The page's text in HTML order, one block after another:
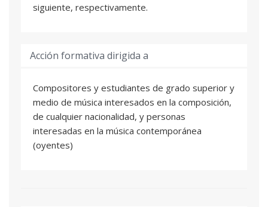
siguiente, respectivamente.
Acción formativa dirigida a
Compositores y estudiantes de grado superior y
medio de música interesados en la composición,
de cualquier nacionalidad, y personas
interesadas en la música contemporánea
(oyentes)